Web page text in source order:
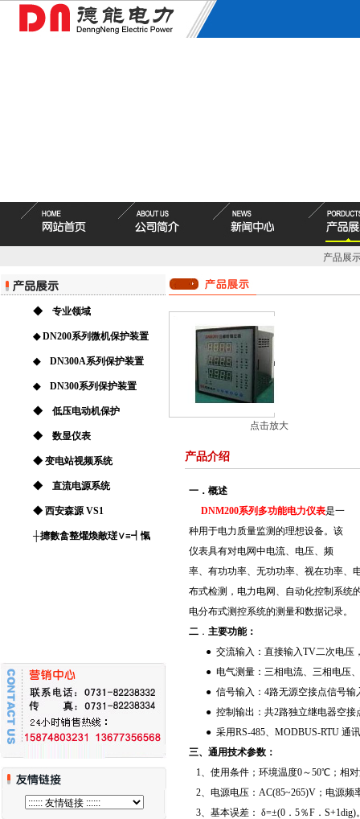
产品展
◆ 专业领域
◆ DN200系列微机保护装置
◆ DN300A系列保护装置
◆ DN300系列保护装置
◆ 低压电动机保护
◆ 数显仪表
◆ 变电站视频系统
◆ 直流电源系统
◆ 西安森源 VS1
┼攠數畣整爠煥敵瑳∨≡┩愾
点击放大
产品介绍
一．概述
DNM200系列多功能电力仪表是一
种用于电力质量监测的理想设备。该
仪表具有对电网中电流、电压、频
率、有功功率、无功功率、视在功率、
布式检测，电力电网、自动化控制系统
电分布式测控系统的测量和数据记录。
二 ． 主要功能：
● 交流输入：直接输入TV二次电压
● 电气测量：三相电流、三相电压、
● 信号输入：4路无源空接点信号输
● 控制输出：共2路独立继电器空接
● 采用RS-485、MODBUS-RTU 通讯
三、通用技术参数：
1、使用条件；环境温度0～50℃；相
2、电源电压：AC(85~265)V；电源频
3、基本误差： δ=±(0．5％F．S+1dig)